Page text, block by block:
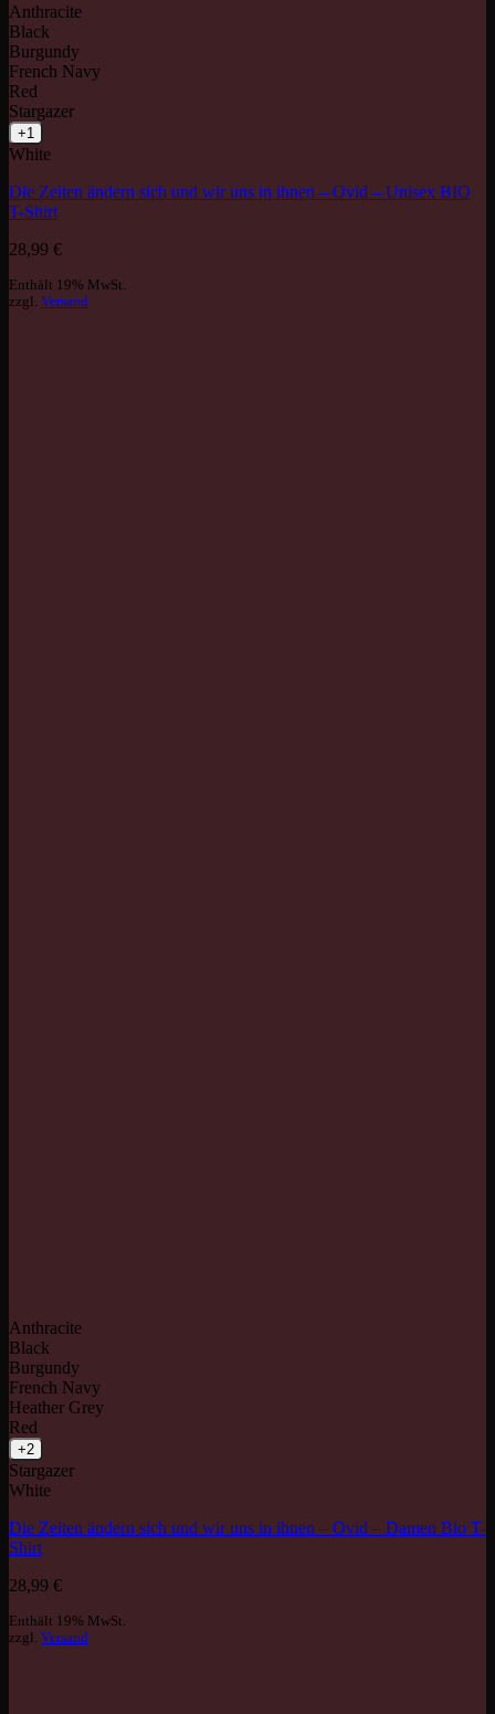
Anthracite
Black
Burgundy
French Navy
Red
Stargazer
+1
White
Die Zeiten ändern sich und wir uns in ihnen – Ovid – Unisex BIO
T-Shirt
28,99 €
Enthält 19% MwSt.
zzgl. Versand
Anthracite
Black
Burgundy
French Navy
Heather Grey
Red
+2
Stargazer
White
Die Zeiten ändern sich und wir uns in ihnen – Ovid – Damen Bio T-
Shirt
28,99 €
Enthält 19% MwSt.
zzgl. Versand